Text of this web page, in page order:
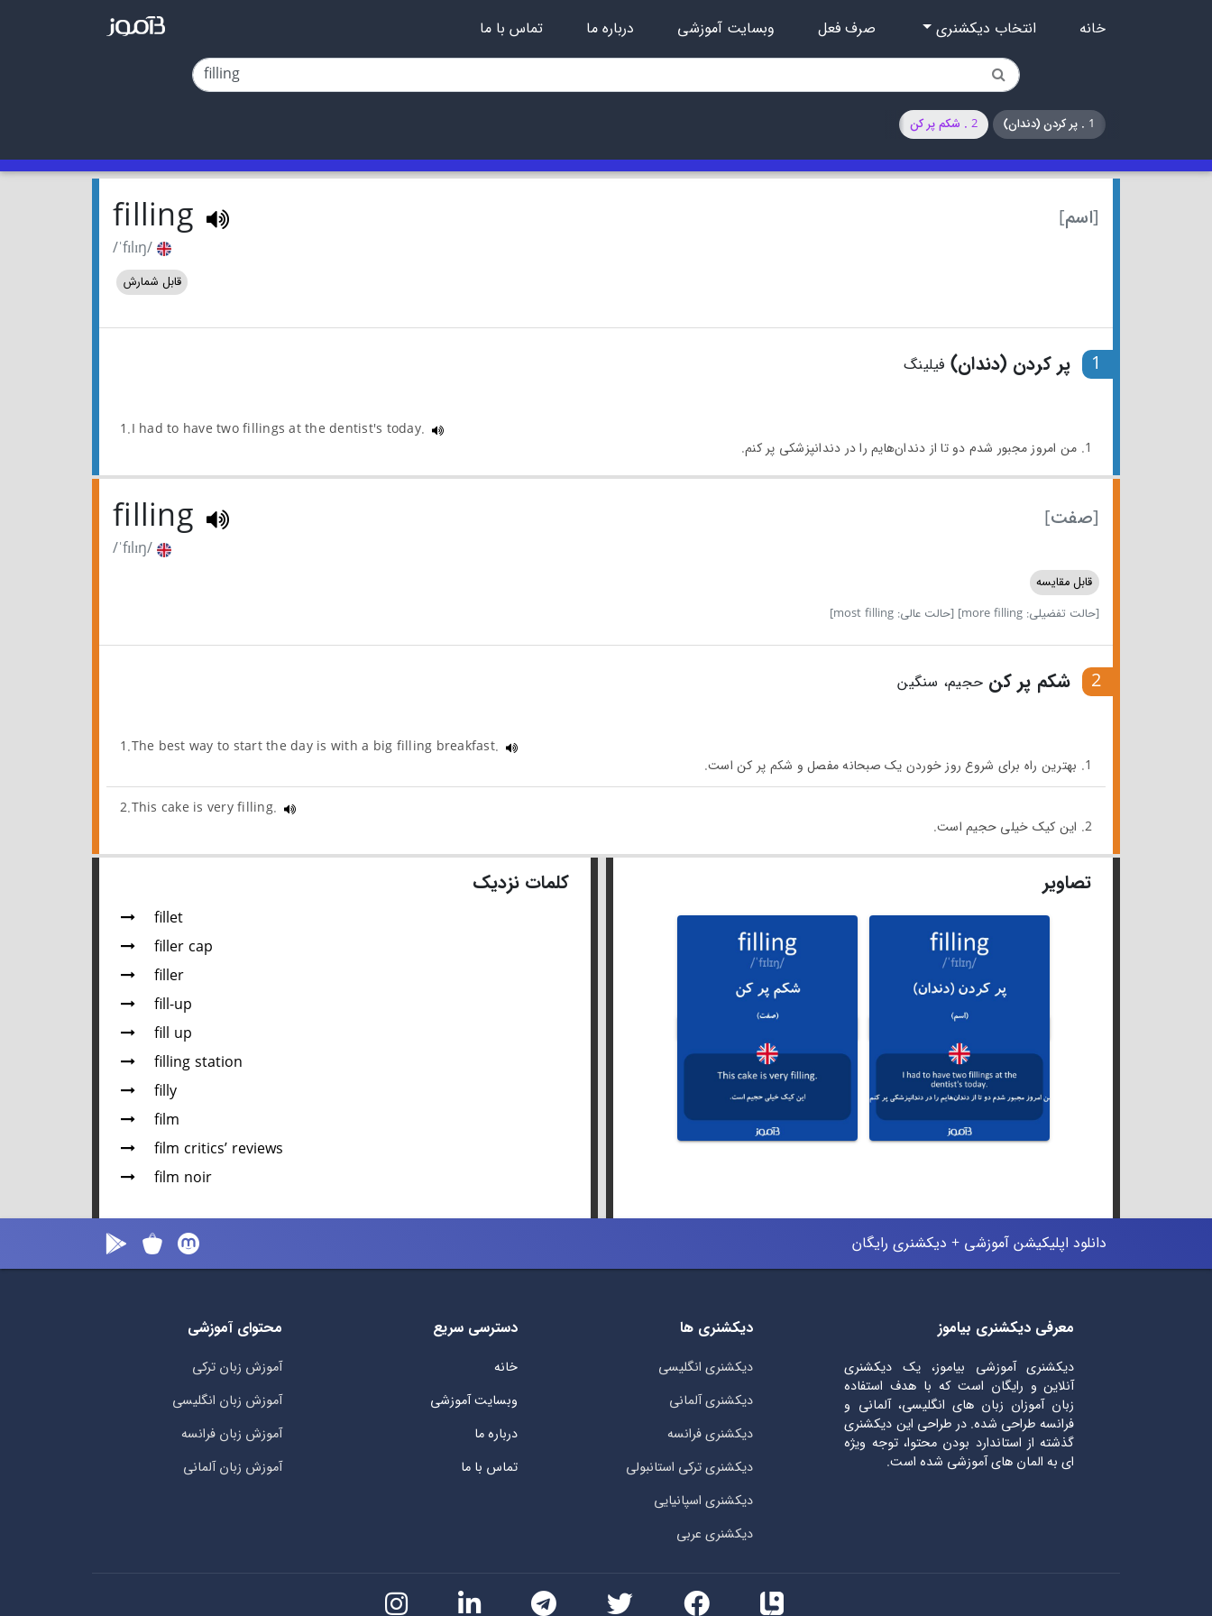
خانه انتخاب دیکشنری صرف فعل وبسایت آموزشی درباره ما تماس با ما
1 . پر کردن (دندان) 2 . شکم پر کن
[اسم] filling
/ˈfɪlɪŋ/
قابل شمارش
1 پر کردن (دندان) فیلینگ
1.I had to have two fillings at the dentist's today.
1. من امروز مجبور شدم دو تا از دندان‌هایم را در دندانپزشکی پر کنم.
[صفت] filling
/ˈfɪlɪŋ/
قابل مقایسه
[حالت تفضیلی: more filling]
[حالت عالی: most filling]
2 شکم پر کن حجیم، سنگین
1.The best way to start the day is with a big filling breakfast.
1. بهترین راه برای شروع روز خوردن یک صبحانه مفصل و شکم پر کن است.
2.This cake is very filling.
2. این کیک خیلی حجیم است.
تصاویر کلمات نزدیک
fillet
filler cap
filler
fill-up
fill up
filling station
filly
film
film critics’ reviews
film noir
دانلود اپلیکیشن آموزشی + دیکشنری رایگان
معرفی دیکشنری بیاموز
دیکشنری آموزشی بیاموز، یک دیکشنری
آنلاین و رایگان است که با هدف استفاده
زبان آموزان زبان های انگلیسی، آلمانی و
فرانسه طراحی شده. در طراحی این دیکشنری
گذشته از استاندارد بودن محتوا، توجه ویژه
ای به المان های آموزشی شده است.
دیکشنری ها
دیکشنری انگلیسی
دیکشنری آلمانی
دیکشنری فرانسه
دیکشنری ترکی استانبولی
دیکشنری اسپانیایی
دیکشنری عربی
دسترسی سریع
خانه
وبسایت آموزشی
درباره ما
تماس با ما
محتوای آموزشی
آموزش زبان ترکی
آموزش زبان انگلیسی
آموزش زبان فرانسه
آموزش زبان آلمانی